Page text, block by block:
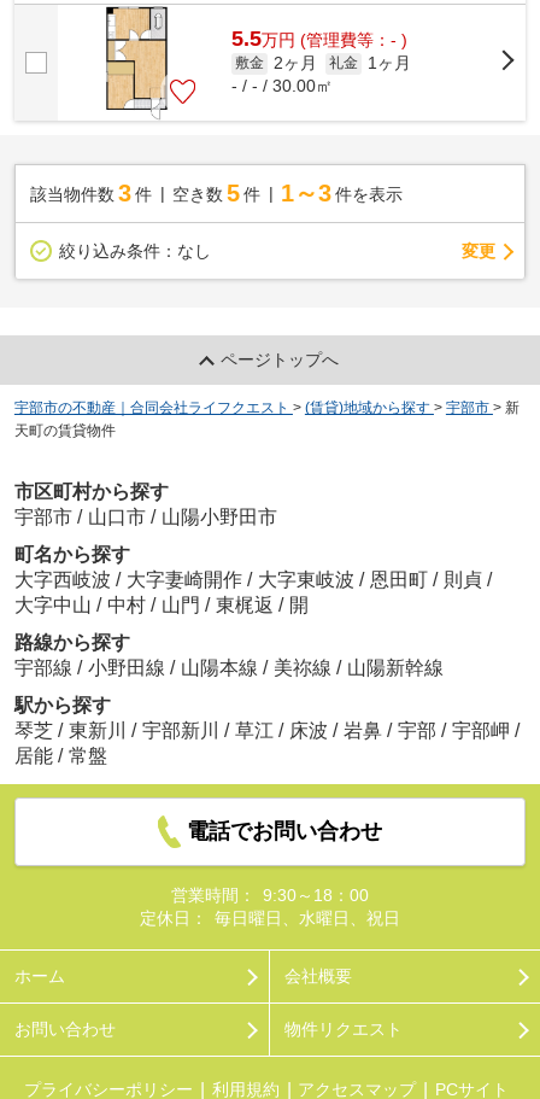
5.5万円 (管理費等：- )
敷金 2ヶ月 礼金
1ヶ月
- / - / 30.00㎡
該当物件数 3件 空き数 5 件 1～3 件を表示
絞り込み条件： なし 変更
ページトップへ
宇部市の不動産｜合同会社ライフクエスト > (賃貸)地域から探す > 宇部市 > 新
天町の賃貸物件
市区町村から探す
宇部市 / 山口市 / 山陽小野田市
町名から探す
大字西岐波 / 大字妻崎開作 / 大字東岐波 / 恩田町 / 則貞 /
大字中山 / 中村 / 山門 / 東梶返 / 開
路線から探す
宇部線 / 小野田線 / 山陽本線 / 美祢線 / 山陽新幹線
駅から探す
琴芝 / 東新川 / 宇部新川 / 草江 / 床波 / 岩鼻 / 宇部 / 宇部岬 /
居能 / 常盤
電話でお問い合わせ
営業時間：
9:30～18：00
定休日：
毎日曜日、水曜日、祝日
ホーム 会社概要
お問い合わせ 物件リクエスト
プライバシーポリシー 利用規約 アクセスマップ PCサイト